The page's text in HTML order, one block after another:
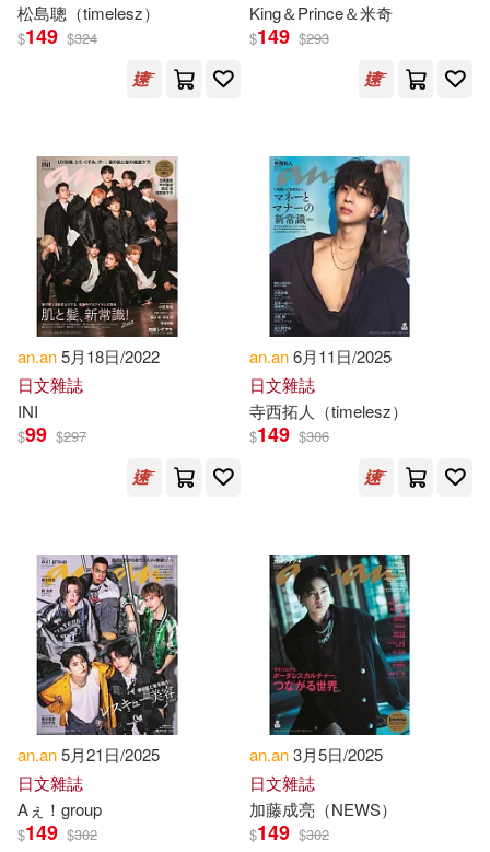
松島聰（timelesz）
$149 $324
King＆Prince＆米奇
$149 $293
an.an5月18日/2022
日文雜誌
INI
$99 $297
an.an6月11日/2025
日文雜誌
寺西拓人（timelesz）
$149 $306
an.an5月21日/2025
日文雜誌
Aぇ！group
$149 $302
an.an3月5日/2025
日文雜誌
加藤成亮（NEWS）
$149 $302